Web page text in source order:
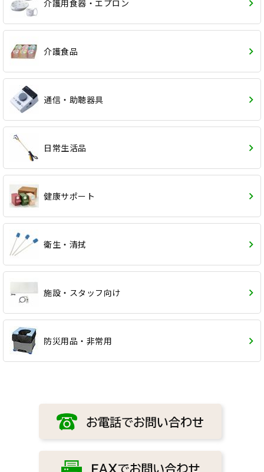
介護用食器・エプロン
介護食品
通信・助聴器具
日常生活品
健康サポート
衛生・清拭
施設・スタッフ向け
防災用品・非常用